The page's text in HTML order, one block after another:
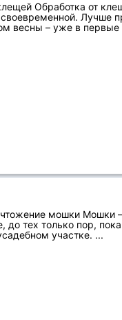
Обработка от
Лучше
весны – уже в первые
мошки Мошки
до тех только пор,
участке. ...